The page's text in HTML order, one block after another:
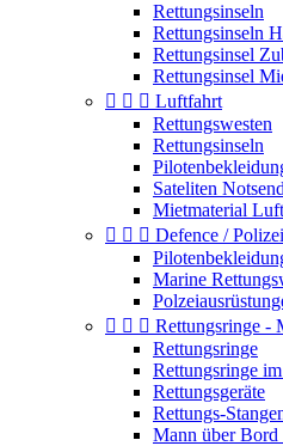
Rettungsinseln
Rettungsinseln
Rettungsinsel
Rettungsinsel
   Luftfahrt
Rettungswesten
Rettungsinseln
Sateliten
Mietmaterial
   Defence / Polizei
Marine
   Rettungsringe -
Rettungsringe
Rettungsringe
Rettungsgeräte
Rettungs-
Mann über Bord